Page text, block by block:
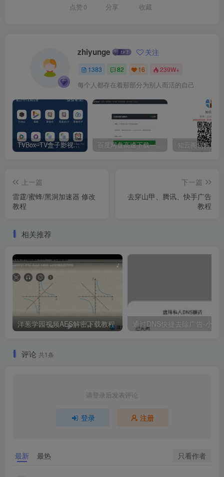
点赞 0 分享 收藏
zhiyunge 关注
1383 82 16 239W+
每个人都存在着那部分为别人而活的自己
TVBox–TV盒子影视神器【附视频源和下载地址】【附自带源软件】
上一篇
雷霆/蜜蜂/黑洞加速器 修改
教程
下一篇
去穿山甲、腾讯、快手广告
教程
相关推荐
洋葱学园视频AES解密下载教程
评论 共1条
请登录后发表评论
登录 注册
最新 最热 只看作者